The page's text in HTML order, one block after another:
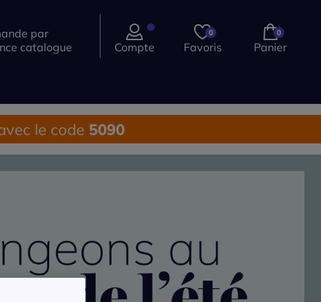
par
catalogue
Compte
0
Favoris
0
Panier
le code 5090